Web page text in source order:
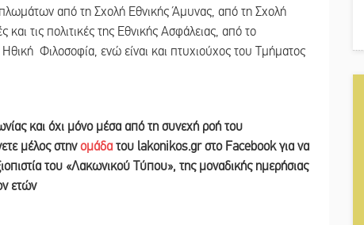
από τη Σχολή Εθνικής Άμυνας, από τη Σχολή
και τις πολιτικές της Εθνικής Ασφάλειας, από το
Φιλοσοφία, ενώ είναι και πτυχιούχος του Τμήματος
και όχι μόνο μέσα από τη συνεχή ροή του
μέλος στηνομάδα του lakonikos.gr στο Facebook για να
του «Λακωνικού Τύπου», της μοναδικής ημερήσιας
ετών